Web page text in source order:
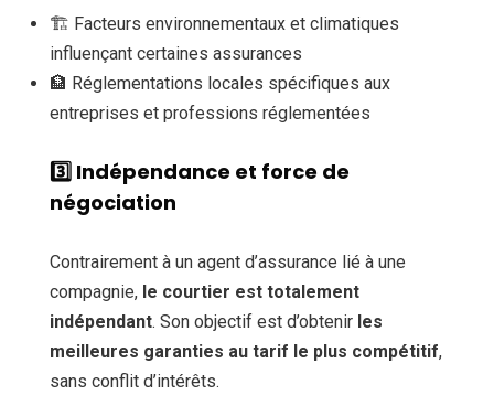
🏗️ Facteurs environnementaux et climatiques
influençant certaines assurances
🏦 Réglementations locales spécifiques aux
entreprises et professions réglementées
3️⃣ Indépendance et force de
négociation
Contrairement à un agent d’assurance lié à une
compagnie, le courtier est totalement
indépendant. Son objectif est d’obtenir les
meilleures garanties au tarif le plus compétitif,
sans conflit d’intérêts.